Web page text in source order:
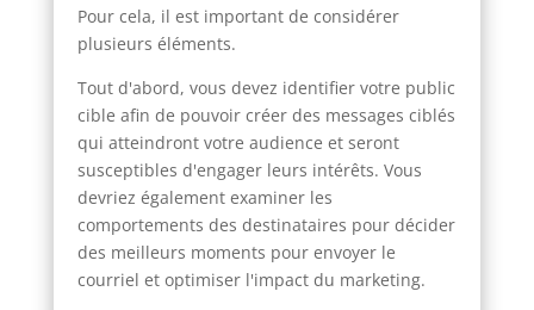
Pour cela, il est important de considérer
plusieurs éléments.
Tout d'abord, vous devez identifier votre public
cible afin de pouvoir créer des messages ciblés
qui atteindront votre audience et seront
susceptibles d'engager leurs intérêts. Vous
devriez également examiner les
comportements des destinataires pour décider
des meilleurs moments pour envoyer le
courriel et optimiser l'impact du marketing.